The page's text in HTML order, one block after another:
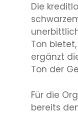
Die
Ton
ergänzt
Ton der
Für die
bereits